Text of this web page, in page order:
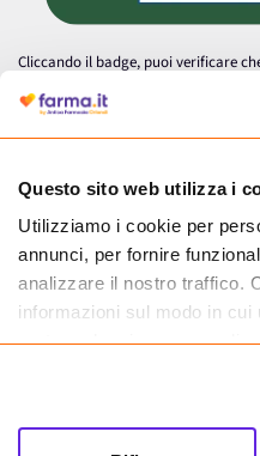
Questo sito web utilizza i
Utilizziamo i cookie per
annunci, per fornire
analizzare il nostro traffico.
informazioni sul modo in
partner che si occupano di
informazioni che hai fornito
tuo utilizzo dei loro servizi.
Cliccando il badge, puoi verificare
autorizzata dal Ministero della
medicinali.